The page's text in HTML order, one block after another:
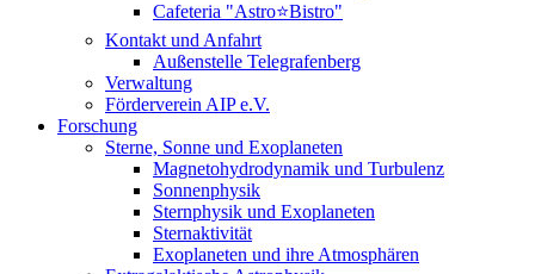
Cafeteria "Astro⭐Bistro"
Kontakt und Anfahrt
Außenstelle Telegrafenberg
Verwaltung
Förderverein AIP e.V.
Forschung
Sterne, Sonne und Exoplaneten
Magnetohydrodynamik und Turbulenz
Sonnenphysik
Sternphysik und Exoplaneten
Sternaktivität
Exoplaneten und ihre Atmosphären